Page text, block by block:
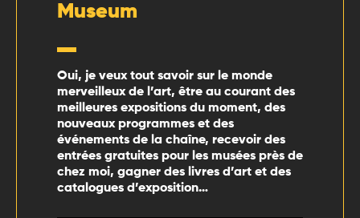
Museum
Oui, je veux tout savoir sur le monde
merveilleux de l’art, être au courant des
meilleures expositions du moment, des
nouveaux programmes et des
événements de la chaîne, recevoir des
entrées gratuites pour les musées près de
chez moi, gagner des livres d’art et des
catalogues d’exposition…